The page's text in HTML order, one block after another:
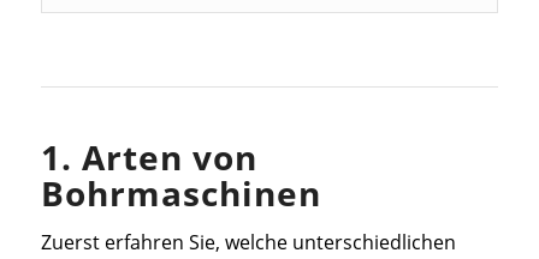
1. Arten von
Bohrmaschinen
Zuerst erfahren Sie, welche unterschiedlichen